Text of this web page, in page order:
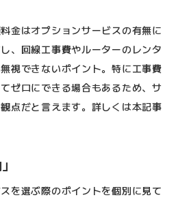
金はオプションサービスの有無に
、回線工事費やルーターのレンタ
視できないポイント。特に工事費
ゼロにできる場合もあるため、サ
点だと言えます。詳しくは本記事
を選ぶ際のポイントを個別に見て